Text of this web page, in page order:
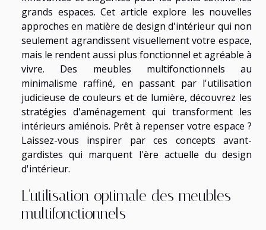
grands espaces. Cet article explore les nouvelles
approches en matière de design d'intérieur qui non
seulement agrandissent visuellement votre espace,
mais le rendent aussi plus fonctionnel et agréable à
vivre. Des meubles multifonctionnels au
minimalisme raffiné, en passant par l'utilisation
judicieuse de couleurs et de lumière, découvrez les
stratégies d'aménagement qui transforment les
intérieurs amiénois. Prêt à repenser votre espace ?
Laissez-vous inspirer par ces concepts avant-
gardistes qui marquent l'ère actuelle du design
d'intérieur.
L'utilisation optimale des meubles
multifonctionnels